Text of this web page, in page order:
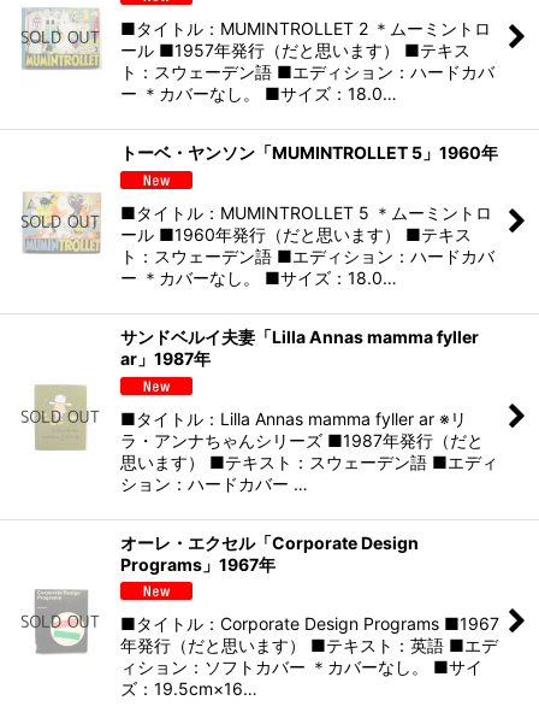
■タイトル：MUMINTROLLET 2 ＊ムーミントロ
ール ■1957年発行（だと思います） ■テキス
ト：スウェーデン語 ■エディション：ハードカバ
ー ＊カバーなし。 ■サイズ：18.0…
トーベ・ヤンソン「MUMINTROLLET 5」1960年
■タイトル：MUMINTROLLET 5 ＊ムーミントロ
ール ■1960年発行（だと思います） ■テキス
ト：スウェーデン語 ■エディション：ハードカバ
ー ＊カバーなし。 ■サイズ：18.0…
サンドベルイ夫妻「Lilla Annas mamma fyller
ar」1987年
■タイトル：Lilla Annas mamma fyller ar ※リ
ラ・アンナちゃんシリーズ ■1987年発行（だと
思います） ■テキスト：スウェーデン語 ■エディ
ション：ハードカバー …
オーレ・エクセル「Corporate Design
Programs」1967年
■タイトル：Corporate Design Programs ■1967
年発行（だと思います） ■テキスト：英語 ■エデ
ィション：ソフトカバー ＊カバーなし。 ■サイ
ズ：19.5cm×16…